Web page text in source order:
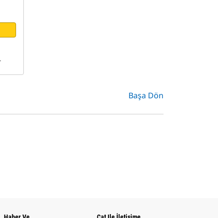
Başa Dön